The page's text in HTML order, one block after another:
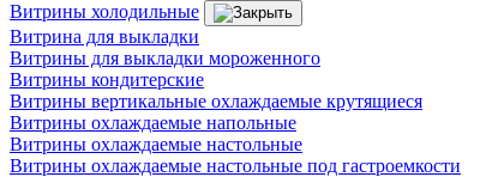
Витрины холодильные
Витрина для выкладки
Витрины для выкладки мороженного
Витрины кондитерские
Витрины вертикальные охлаждаемые крутящиеся
Витрины охлаждаемые напольные
Витрины охлаждаемые настольные
Витрины охлаждаемые настольные под гастроемкости